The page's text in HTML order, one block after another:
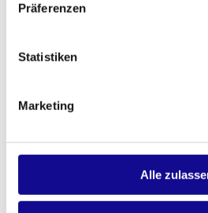
Präferenzen
Statistiken
Marketing
Alle
Mit dem L-BOXX System wird
sauber organisiert und sicher
modernes Arbeiten im Handwerk
Außendienst: Mit der L-BOXX
Schritt voraus. Work clever. Click